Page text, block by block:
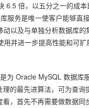
6.5 倍，以五分之一的成
服务是唯一使客户能够直
以及与单独分析数据库
并进一步提高性能和可扩
为 Oracle MySQL 数据库
的最先进算法，可为查
，首先不再需要做数据